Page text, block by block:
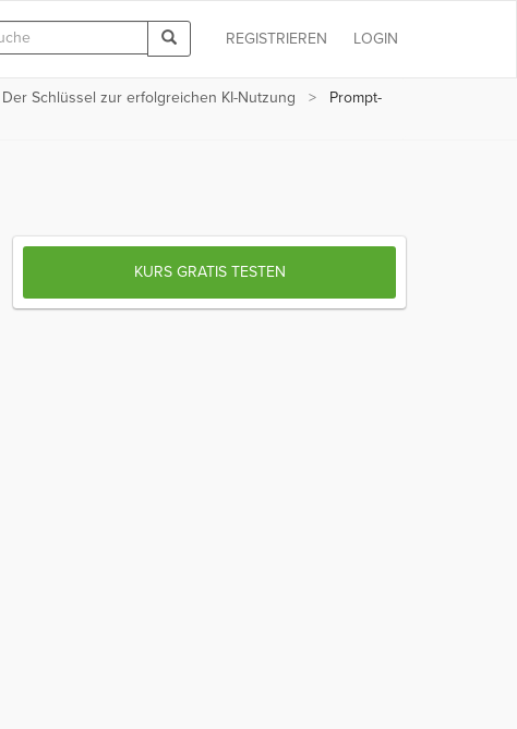
LOGIN
REGISTRIEREN
Schlüssel zur erfolgreichen KI-Nutzung
Prompt-
KURS GRATIS TESTEN